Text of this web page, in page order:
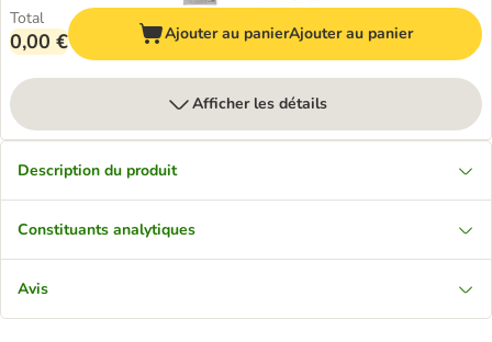
Total
0,00 € Ajouter au panierAjouter au panier
Afficher les détails
Description du produit
Constituants analytiques
Avis